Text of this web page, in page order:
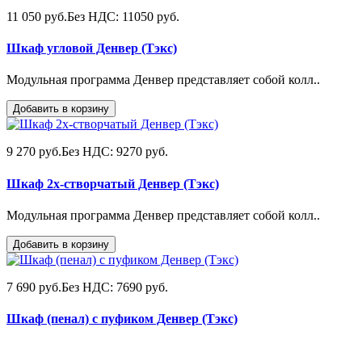
11 050 руб.Без НДС: 11050 руб.
Шкаф угловой Денвер (Тэкс)
Модульная программа Денвер представляет собой колл..
Добавить в корзину
9 270 руб.Без НДС: 9270 руб.
Шкаф 2х-створчатый Денвер (Тэкс)
Модульная программа Денвер представляет собой колл..
Добавить в корзину
7 690 руб.Без НДС: 7690 руб.
Шкаф (пенал) с пуфиком Денвер (Тэкс)